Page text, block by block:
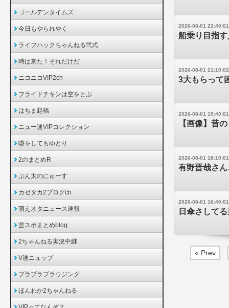
2026-08-01 22:40:01
船乗り目指
2026-08-01 21:10:02
3大もらって
2026-08-01 19:40:01
【画像】昔
2026-08-01 18:10:01
有野晋哉さ
2026-08-01 16:40:01
日傘さして
« Prev
ゴールデンタイムズ
今日もやられやく
ライフハックちゃんねる弐式
時は来た！それだけだ
ニコニコVIP2ch
フライドチキンは空をとぶ
はちま起稿
ニュー速VIPコレクション
咳をしてもゆとり
2のまとめR
ぷん太のにゅーす
カゼタカ2ブログch
萌えオタニュース速報
芸スポまとめblog
2ちゃんねる実況中継
V速ニュップ
ブラブラブラウジング
ほんわか2ちゃんねる